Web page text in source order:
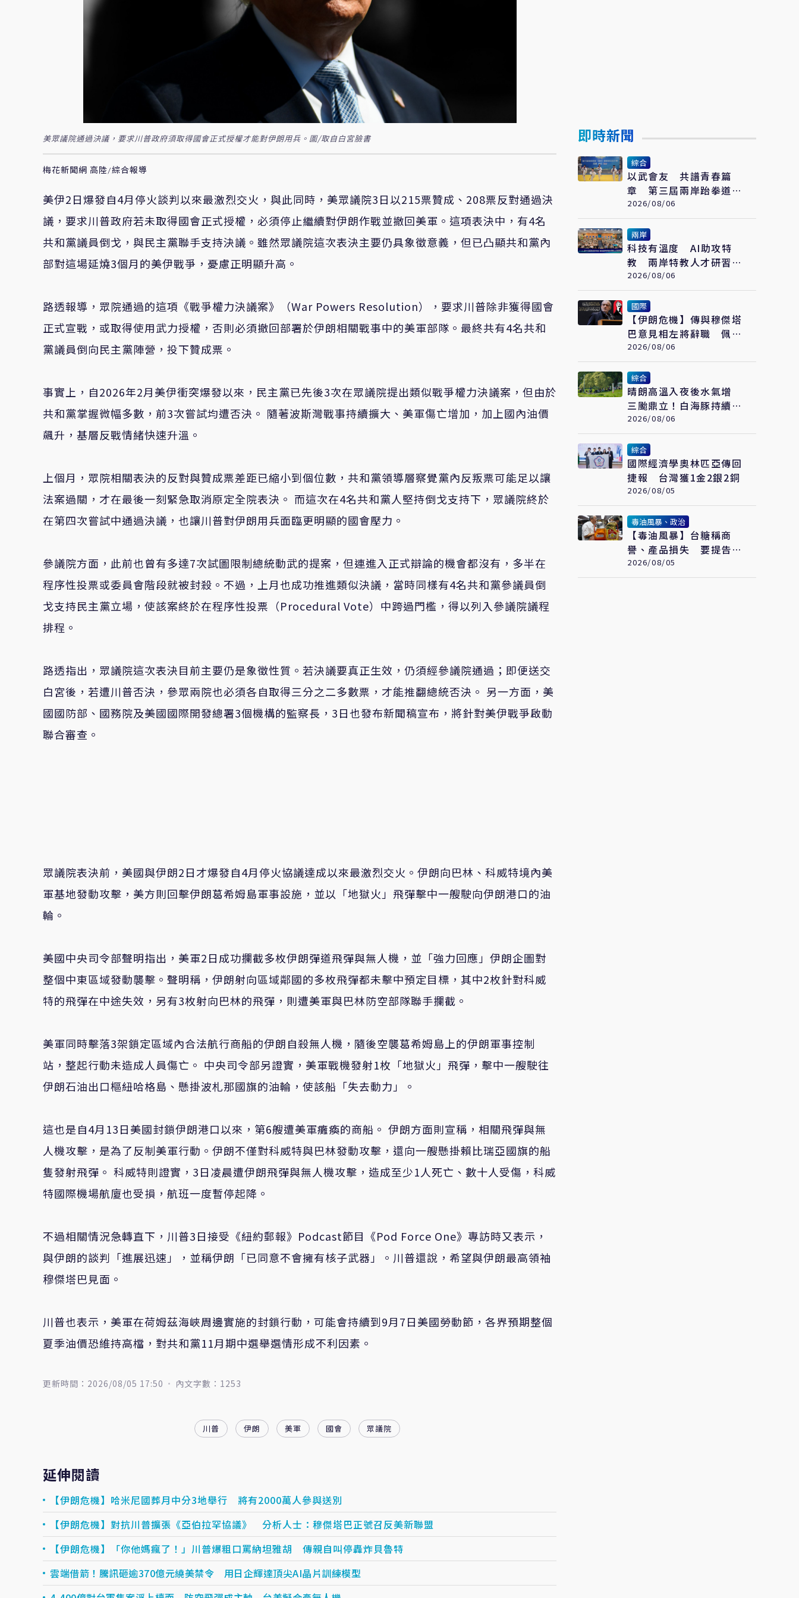
美眾議院通過決議，要求川普政府須取得國會正式授權才能對伊朗用兵。圖/取自白宮臉書
梅花新聞網 高陸/綜合報導
美伊2日爆發自4月停火談判以來最激烈交火，與此同時，美眾議院3日以215票贊成、208票反對通過決
議，要求川普政府若未取得國會正式授權，必須停止繼續對伊朗作戰並撤回美軍。這項表決中，有4名
共和黨議員倒戈，與民主黨聯手支持決議。雖然眾議院這次表決主要仍具象徵意義，但已凸顯共和黨內
部對這場延燒3個月的美伊戰爭，憂慮正明顯升高。
路透報導，眾院通過的這項《戰爭權力決議案》（War Powers Resolution），要求川普除非獲得國會
正式宣戰，或取得使用武力授權，否則必須撤回部署於伊朗相關戰事中的美軍部隊。最終共有4名共和
黨議員倒向民主黨陣營，投下贊成票。
事實上，自2026年2月美伊衝突爆發以來，民主黨已先後3次在眾議院提出類似戰爭權力決議案，但由於
共和黨掌握微幅多數，前3次嘗試均遭否決。 隨著波斯灣戰事持續擴大、美軍傷亡增加，加上國內油價
飆升，基層反戰情緒快速升溫。
上個月，眾院相關表決的反對與贊成票差距已縮小到個位數，共和黨領導層察覺黨內反叛票可能足以讓
法案過關，才在最後一刻緊急取消原定全院表決。 而這次在4名共和黨人堅持倒戈支持下，眾議院終於
在第四次嘗試中通過決議，也讓川普對伊朗用兵面臨更明顯的國會壓力。
參議院方面，此前也曾有多達7次試圖限制總統動武的提案，但連進入正式辯論的機會都沒有，多半在
程序性投票或委員會階段就被封殺。不過，上月也成功推進類似決議，當時同樣有4名共和黨參議員倒
戈支持民主黨立場，使該案終於在程序性投票（Procedural Vote）中跨過門檻，得以列入參議院議程
排程。
路透指出，眾議院這次表決目前主要仍是象徵性質。若決議要真正生效，仍須經參議院通過；即便送交
白宮後，若遭川普否決，參眾兩院也必須各自取得三分之二多數票，才能推翻總統否決。 另一方面，美
國國防部、國務院及美國國際開發總署3個機構的監察長，3日也發布新聞稿宣布，將針對美伊戰爭啟動
聯合審查。
眾議院表決前，美國與伊朗2日才爆發自4月停火協議達成以來最激烈交火。伊朗向巴林、科威特境內美
軍基地發動攻擊，美方則回擊伊朗葛希姆島軍事設施，並以「地獄火」飛彈擊中一艘駛向伊朗港口的油
輪。
美國中央司令部聲明指出，美軍2日成功攔截多枚伊朗彈道飛彈與無人機，並「強力回應」伊朗企圖對
整個中東區域發動襲擊。聲明稱，伊朗射向區域鄰國的多枚飛彈都未擊中預定目標，其中2枚針對科威
特的飛彈在中途失效，另有3枚射向巴林的飛彈，則遭美軍與巴林防空部隊聯手攔截。
美軍同時擊落3架鎖定區域內合法航行商船的伊朗自殺無人機，隨後空襲葛希姆島上的伊朗軍事控制
站，整起行動未造成人員傷亡。 中央司令部另證實，美軍戰機發射1枚「地獄火」飛彈，擊中一艘駛往
伊朗石油出口樞紐哈格島、懸掛波札那國旗的油輪，使該船「失去動力」。
這也是自4月13日美國封鎖伊朗港口以來，第6艘遭美軍癱瘓的商船。 伊朗方面則宣稱，相關飛彈與無
人機攻擊，是為了反制美軍行動。伊朗不僅對科威特與巴林發動攻擊，還向一艘懸掛賴比瑞亞國旗的船
隻發射飛彈。 科威特則證實，3日凌晨遭伊朗飛彈與無人機攻擊，造成至少1人死亡、數十人受傷，科威
特國際機場航廈也受損，航班一度暫停起降。
不過相關情況急轉直下，川普3日接受《紐約郵報》Podcast節目《Pod Force One》專訪時又表示，
與伊朗的談判「進展迅速」，並稱伊朗「已同意不會擁有核子武器」。川普還說，希望與伊朗最高領袖
穆傑塔巴見面。
川普也表示，美軍在荷姆茲海峽周邊實施的封鎖行動，可能會持續到9月7日美國勞動節，各界預期整個
夏季油價恐維持高檔，對共和黨11月期中選舉選情形成不利因素。
更新時間：2026/08/05 17:50 內文字數：1253
川普 伊朗 美軍 國會 眾議院
延伸閱讀
【伊朗危機】哈米尼國葬月中分3地舉行 將有2000萬人參與送別
【伊朗危機】對抗川普擴張《亞伯拉罕協議》 分析人士：穆傑塔巴正號召反美新聯盟
【伊朗危機】「你他媽瘋了！」川普爆粗口罵納坦雅胡 傳親自叫停轟炸貝魯特
雲端借箭！騰訊砸逾370億元繞美禁令 用日企輝達頂尖AI晶片訓練模型
即時新聞
綜合
以武會友 共譜青春篇
章 第三屆兩岸跆拳道交
流賽開賽
2026/08/06
兩岸
科技有溫度 AI助攻特
教 兩岸特教人才研習營
福州登場
2026/08/06
國際
【伊朗危機】傳與穆傑塔
巴意見相左將辭職 佩澤
希齊揚闢謠堅稱會繼續總
統職務
2026/08/06
綜合
晴朗高溫入夜後水氣增
三颱鼎立！白海豚持續西
進周末起接近
2026/08/06
綜合
國際經濟學奧林匹亞傳回
捷報 台灣獲1金2銀2銅
2026/08/05
毒油風暴、政治
【毒油風暴】台糖稱商
譽、產品損失 要提告福
懋油求償至少2.43億元
2026/08/05